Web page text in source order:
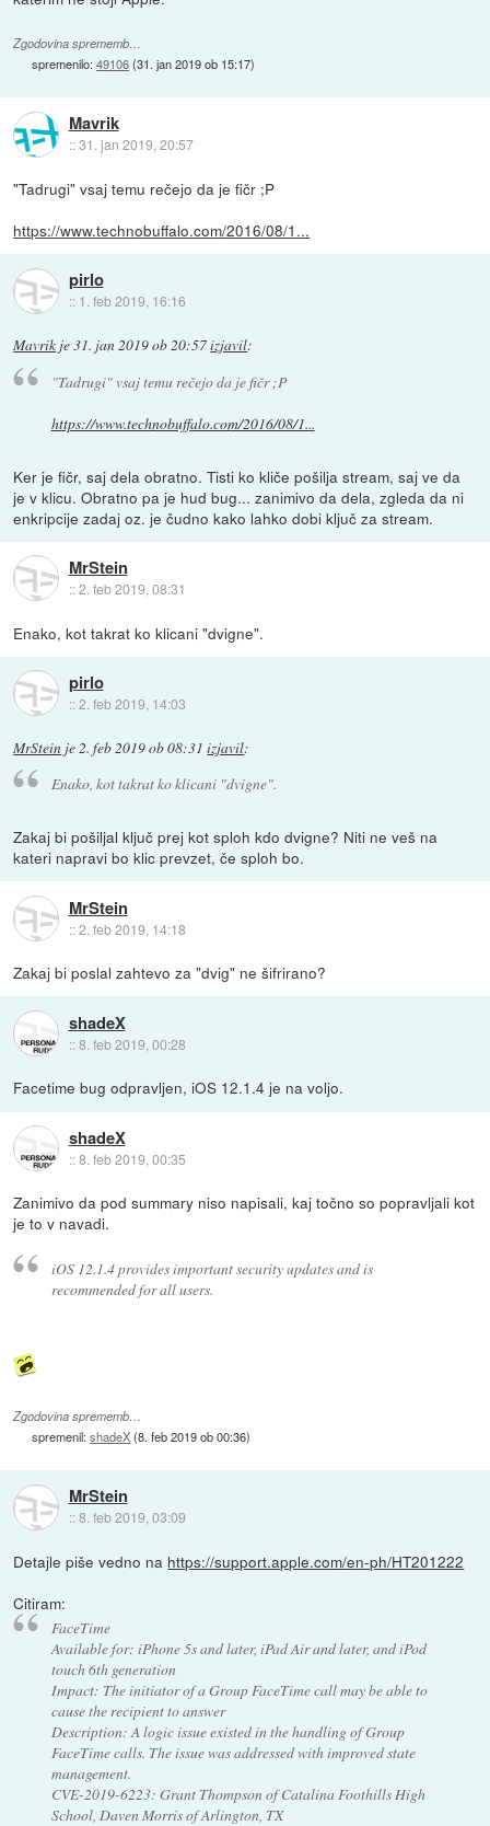
Zgodovina sprememb…
spremenilo:49106(31. jan 2019 ob 15:17)
Mavrik
::31. jan 2019, 20:57
"Tadrugi" vsaj temu rečejo da je fičr ;P
https://www.technobuffalo.com/2016/08/1...
pirlo
:: 1. feb 2019, 16:16
Mavrik je31. jan 2019 ob 20:57izjavil:
"Tadrugi" vsaj temu rečejo da je fičr ;P
https://www.technobuffalo.com/2016/08/1...
Ker je fičr, saj dela obratno. Tisti ko kliče pošilja stream, saj ve da
je v klicu. Obratno pa je hud bug... zanimivo da dela, zgleda da ni
enkripcije zadaj oz. je čudno kako lahko dobi ključ za stream.
MrStein
::2. feb 2019, 08:31
Enako, kot takrat ko klicani "dvigne".
pirlo
::2. feb 2019, 14:03
MrStein je2. feb 2019 ob 08:31 izjavil:
Enako, kot takrat ko klicani "dvigne".
Zakaj bi pošiljal ključ prej kot sploh kdo dvigne? Niti ne veš na
kateri napravi bo klic prevzet, če sploh bo.
MrStein
::2. feb 2019, 14:18
Zakaj bi poslal zahtevo za "dvig" ne šifrirano?
shadeX
::8. feb 2019, 00:28
Facetime bug odpravljen, iOS 12.1.4 je na voljo.
shadeX
::8. feb 2019, 00:35
Zanimivo da pod summary niso napisali, kaj točno so popravljali kot
je to v navadi.
iOS 12.1.4 provides important security updates and is
recommended for all users.
Zgodovina sprememb…
spremenil:shadeX(8. feb 2019 ob 00:36)
MrStein
::8. feb 2019, 03:09
Detajle piše vedno na https://support.apple.com/en-ph/HT201222
Citiram:
FaceTime
Available for: iPhone 5s and later, iPad Air and later, and iPod
touch 6th generation
Impact: The initiator of a Group FaceTime call may be able to
cause the recipient to answer
Description: A logic issue existed in the handling of Group
FaceTime calls. The issue was addressed with improved state
management.
CVE-2019-6223: Grant Thompson of Catalina Foothills High
School, Daven Morris of Arlington, TX